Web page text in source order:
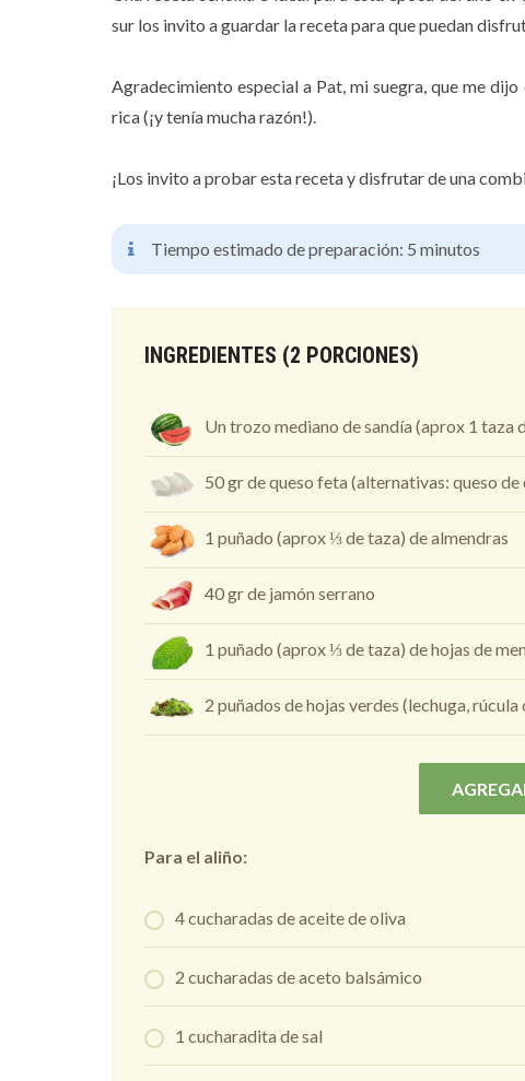
sur los invito a guardar la receta para que puedan
Agradecimiento especial a Pat, mi suegra, que me
rica (¡y tenía mucha razón!).
¡Los invito a probar esta receta y disfrutar de una
Tiempo estimado de preparación: 5 minutos
INGREDIENTES (2 PORCIONES)
Un trozo mediano de sandía (aprox 1 taza
50 gr de queso feta (alternativas: queso
1 puñado (aprox ⅓ de taza) de almendras
40 gr de jamón serrano
1 puñado (aprox ⅓ de taza) de hojas de
2 puñados de hojas verdes (lechuga,
Para el aliño:
4 cucharadas de aceite de oliva
2 cucharadas de aceto balsámico
1 cucharadita de sal